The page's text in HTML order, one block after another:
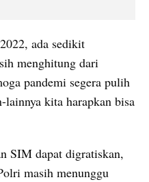
ada sedikit
menghitung dari
pandemi segera pulih
lainnya kita harapkan bisa
SIM dapat digratiskan,
masih menunggu